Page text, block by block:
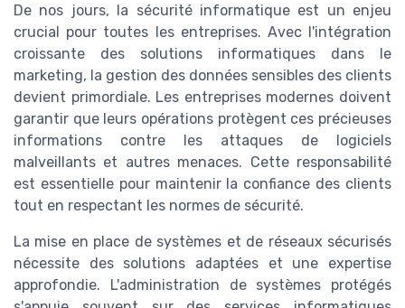
De nos jours, la sécurité informatique est un enjeu
crucial pour toutes les entreprises. Avec l'intégration
croissante des solutions informatiques dans le
marketing, la gestion des données sensibles des clients
devient primordiale. Les entreprises modernes doivent
garantir que leurs opérations protègent ces précieuses
informations contre les attaques de logiciels
malveillants et autres menaces. Cette responsabilité
est essentielle pour maintenir la confiance des clients
tout en respectant les normes de sécurité.
La mise en place de systèmes et de réseaux sécurisés
nécessite des solutions adaptées et une expertise
approfondie. L'administration de systèmes protégés